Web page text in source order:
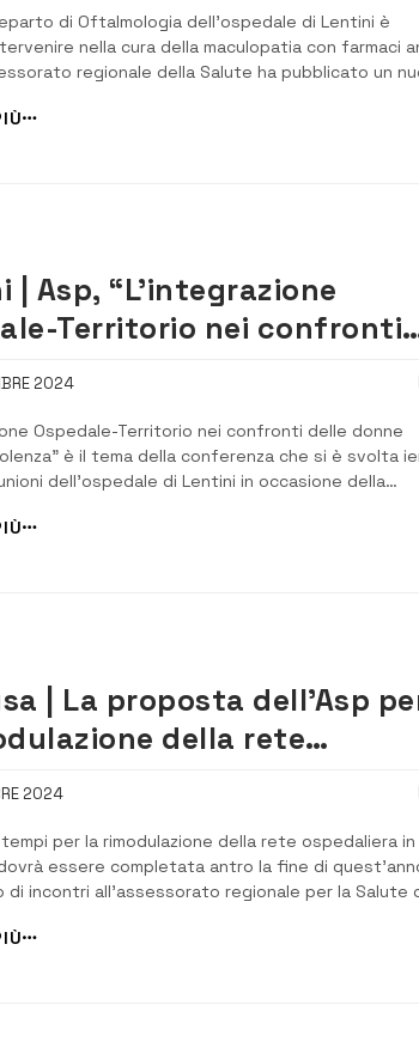
di Oftalmologia dell’ospedale di Lentini è
nella cura della maculopatia con farmaci
regionale della Salute ha pubblicato un
della legge 648/96 del Bevacizumab per uso
degli ...
| Asp, “L’integrazione
Territorio nei confronti
vittime di violenza”:
in un incontro
2024
Ospedale-Territorio nei confronti delle donne
è il tema della conferenza che si è svolta
dell’ospedale di Lentini in occasione della
per l’eliminazione della violenza contro le
delle iniziative promosse dalla Fondazione
| La proposta dell’Asp
della rete
in provincia
2024
per la rimodulazione della rete ospedaliera in
essere completata antro la fine di
di incontri all’assessorato regionale per la Salute
dell’Asp di Siracusa Alessandro Caltagirone
p...